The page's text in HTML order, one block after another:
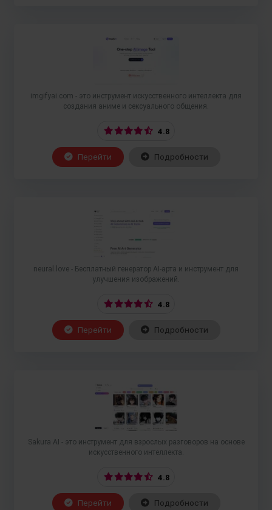
imgifyai.com - это инструмент искусственного интеллекта для
создания аниме и сексуального общения.
4.8
Перейти Подробности
neural.love - Бесплатный генератор AI-арта и инструмент для
улучшения изображений.
4.8
Перейти Подробности
Sakura AI - это инструмент для взрослых разговоров на основе
искусственного интеллекта.
4.8
Перейти Подробности